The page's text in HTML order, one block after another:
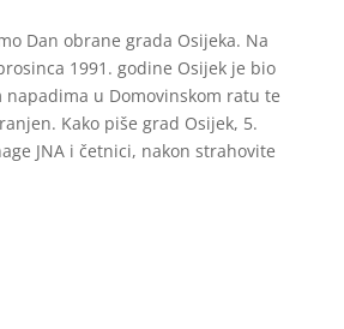
Dan obrane grada Osijeka. Na
1991. godine Osijek je bio
napadima u Domovinskom ratu te
Kako piše grad Osijek, 5.
JNA i četnici, nakon strahovite